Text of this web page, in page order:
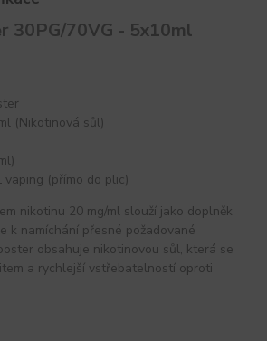
30PG/70VG - 5x10ml
(Nikotinová sůl)
vaping (přímo do plic)
nikotinu 20 mg/ml slouží jako doplněk
k namíchání přesné požadované
obsahuje nikotinovou sůl, která se
a rychlejší vstřebatelností oproti